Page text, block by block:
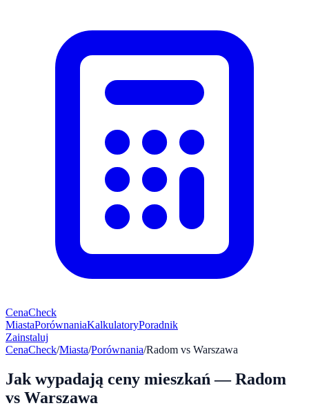
CenaCheck
MiastaPorównaniaKalkulatoryPoradnik
Zainstaluj
CenaCheck/Miasta/Porównania/Radom vs Warszawa
Jak wypadają ceny mieszkań —Radom
vs Warszawa